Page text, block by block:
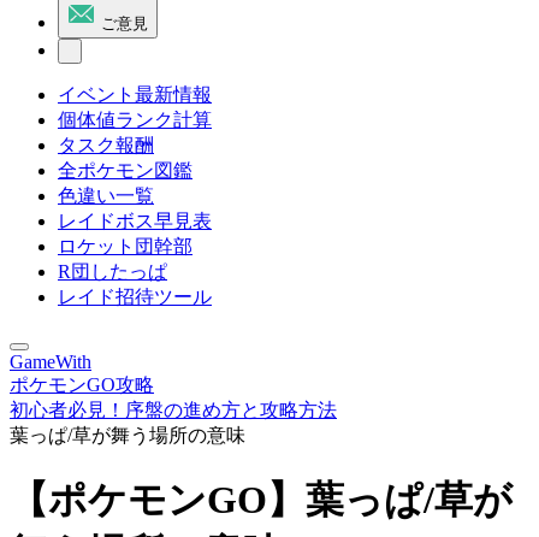
ご意見
イベント最新情報
個体値ランク計算
タスク報酬
全ポケモン図鑑
色違い一覧
レイドボス早見表
ロケット団幹部
R団したっぱ
レイド招待ツール
GameWith
ポケモンGO攻略
初心者必見！序盤の進め方と攻略方法
葉っぱ/草が舞う場所の意味
【ポケモンGO】葉っぱ/草が